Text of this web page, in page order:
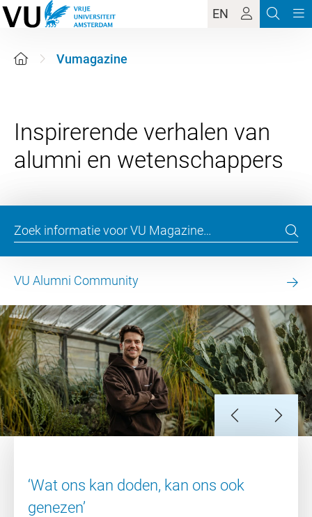
EN
Vumagazine
Inspirerende verhalen van
VU Alumni Community
‘Wat ons kan doden, kan ons ook
genezen’